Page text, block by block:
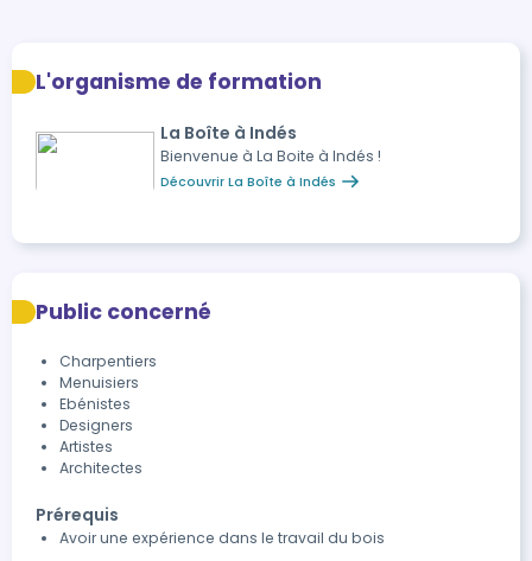
L'organisme de formation
La Boîte à Indés
Bienvenue à La Boite à Indés !
Découvrir La Boîte à Indés
Public concerné
Charpentiers
Menuisiers
Ebénistes
Designers
Artistes
Architectes
Prérequis
Avoir une expérience dans le travail du bois